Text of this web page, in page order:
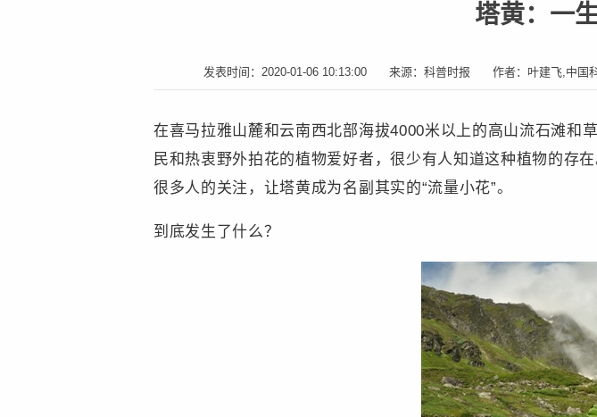
塔黄：一
发表时间： 2020-01-06 10:13:00 来源： 科普时报 作者： 叶建飞,中国
在喜马拉雅山麓和云南西北部海拔4000米以上的高山流石滩和
民和热衷野外拍花的植物爱好者，很少有人知道这种植物的存
很多人的关注，让塔黄成为名副其实的“流量小花”。
到底发生了什么？